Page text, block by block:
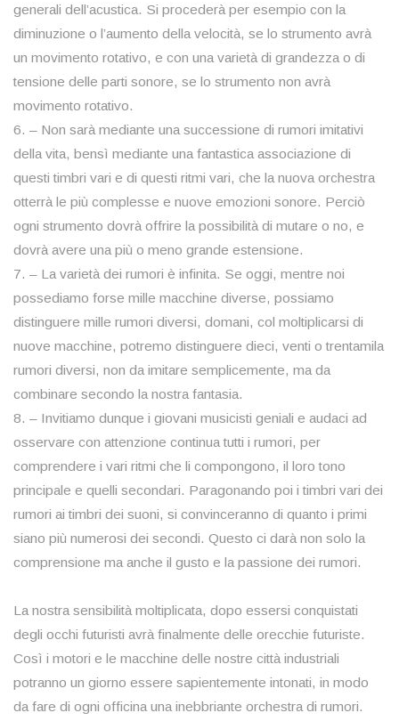
generali dell’acustica. Si procederà per esempio con la
diminuzione o l’aumento della velocità, se lo strumento avrà
un movimento rotativo, e con una varietà di grandezza o di
tensione delle parti sonore, se lo strumento non avrà
movimento rotativo.
6. – Non sarà mediante una successione di rumori imitativi
della vita, bensì mediante una fantastica associazione di
questi timbri vari e di questi ritmi vari, che la nuova orchestra
otterrà le più complesse e nuove emozioni sonore. Perciò
ogni strumento dovrà offrire la possibilità di mutare o no, e
dovrà avere una più o meno grande estensione.
7. – La varietà dei rumori è infinita. Se oggi, mentre noi
possediamo forse mille macchine diverse, possiamo
distinguere mille rumori diversi, domani, col moltiplicarsi di
nuove macchine, potremo distinguere dieci, venti o trentamila
rumori diversi, non da imitare semplicemente, ma da
combinare secondo la nostra fantasia.
8. – Invitiamo dunque i giovani musicisti geniali e audaci ad
osservare con attenzione continua tutti i rumori, per
comprendere i vari ritmi che li compongono, il loro tono
principale e quelli secondari. Paragonando poi i timbri vari dei
rumori ai timbri dei suoni, si convinceranno di quanto i primi
siano più numerosi dei secondi. Questo ci darà non solo la
comprensione ma anche il gusto e la passione dei rumori.
La nostra sensibilità moltiplicata, dopo essersi conquistati
degli occhi futuristi avrà finalmente delle orecchie futuriste.
Così i motori e le macchine delle nostre città industriali
potranno un giorno essere sapientemente intonati, in modo
da fare di ogni officina una inebbriante orchestra di rumori.